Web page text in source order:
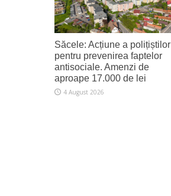
Săcele: Acțiune a polițiștilor
pentru prevenirea faptelor
antisociale. Amenzi de
aproape 17.000 de lei
4 August 2026